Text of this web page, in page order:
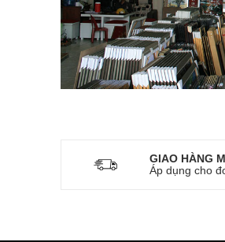
GIAO HÀNG
Áp dụng cho